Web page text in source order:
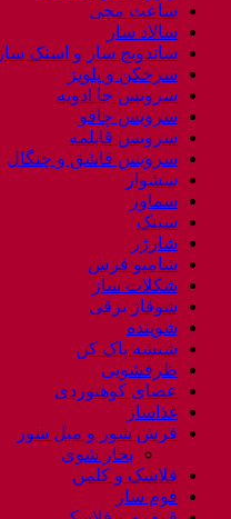
ساعت مچی
سالاد ساز
ساندویچ ساز و اسنک ساز
سرخکن و پلوپز
سرویس جا ادویه
سرویس چاقو
سرویس قابلمه
سرویس قاشق و چنگال
سشوار
سماور
سینک
شارژر
شامپو فرش
شکلات ساز
شوفاژ برقی
شوینده
شیشه پاک کن
ظرفشویی
عصای کوهنوردی
غذاساز
فرش شور و مبل شور
بخار شوی
فلاسک و کلمن
فوم ساز